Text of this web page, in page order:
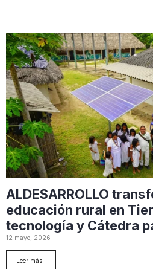
ALDESARROLLO
educación rural en
tecnología y Cátedra
12 mayo, 2026
Leer más..